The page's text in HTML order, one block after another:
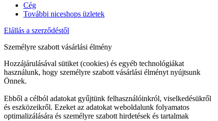
Cég
További niceshops üzletek
Elállás a szerződéstől
Személyre szabott vásárlási élmény
Hozzájárulásával sütiket (cookies) és egyéb technológiákat
használunk, hogy személyre szabott vásárlási élményt nyújtsunk
Önnek.
Ebből a célból adatokat gyűjtünk felhasználóinkról, viselkedésükről
és eszközeikről. Ezeket az adatokat weboldalunk folyamatos
optimalizálására és személyre szabott hirdetések és tartalmak